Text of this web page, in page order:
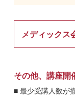
メディックス
時に会員であるこ
受講費用が一般価
その他、講座開
■ 最少受講人数が